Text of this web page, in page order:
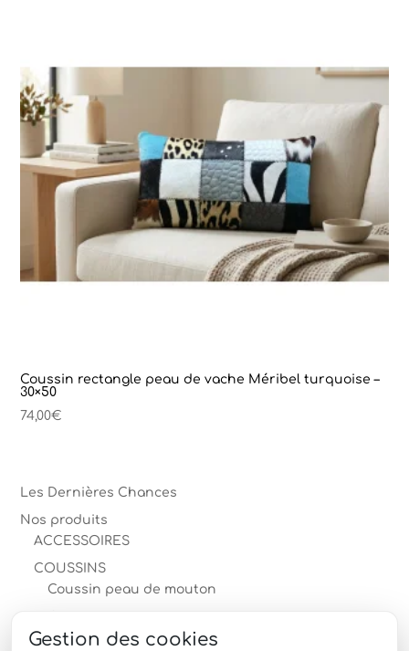
Coussin rectangle peau de vache Méribel turquoise –
30×50
74,00€
Les Dernières Chances
Nos produits
ACCESSOIRES
COUSSINS
Coussin peau de mouton
MOBILIER en peau
Gestion des cookies